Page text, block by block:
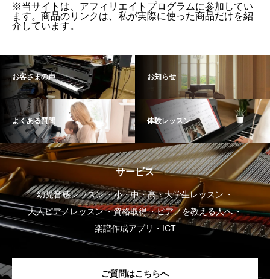
※当サイトは、アフィリエイトプログラムに参加してい
ます。商品のリンクは、私が実際に使った商品だけを紹
介しています。
お客さまの声 お知らせ
よくある質問 体験レッスン
サービス
幼児音感レッスン
小・中・高・大学生レッスン
大人ピアノレッスン
資格取得
ピアノを教える人へ
楽譜作成アプリ・ICT
ご質問はこちらへ